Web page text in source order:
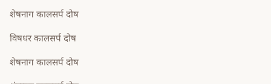
शेषनाग कालसर्प दोष
विषधर कालसर्प दोष
शेषनाग कालसर्प दोष